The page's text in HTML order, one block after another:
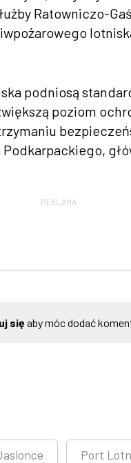
Ratowniczo-
podniosą
poziom
Podkarpackiego,
REKLAMA
sięaby móc dodać
Port